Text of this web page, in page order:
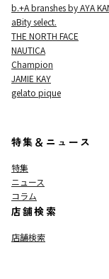
b.+A branshes by AYA
aBity select.
THE NORTH FACE
NAUTICA
Champion
JAMIE KAY
gelato pique
特集＆ニュース
特集
ニュース
コラム
店舗検索
店舗検索